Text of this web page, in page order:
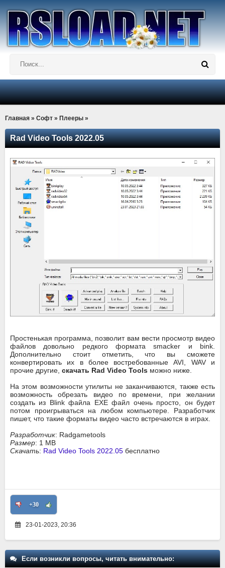
Главная » Софт » Плееры »
Rad Video Tools 2022.05
Простенькая программа, позволит вам вести просмотр видео
файлов довольно редкого формата smacker и bink.
Дополнительно стоит отметить, что вы сможете
конвертировать их в более востребованные AVI, WAV и
прочие другие, скачать Rad Video Tools можно ниже.
На этом возможности утилиты не заканчиваются, также есть
возможность обрезать видео по времени, при желании
создать из Blink файла EXE файл очень просто, он будет
потом проигрываться на любом компьютере. Разработчик
пишет, что такие форматы видео часто встречаются в играх.
Разработчик: Radgametools
Размер: 1 MB
Скачать: Rad Video Tools 2022.05 бесплатно
+30
23-01-2023, 20:36
Если возникли вопросы, читать внимательно: